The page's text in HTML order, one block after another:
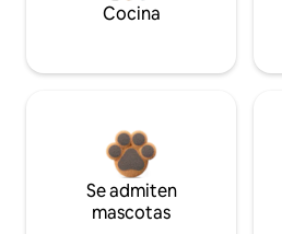
Cocina
Se admiten
mascotas